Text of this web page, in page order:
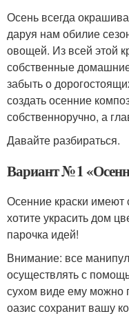
Осень всегда
даруя нам обилие
овощей. Из всей этой
собственные
забыть о
создать осенние
собственноручно, а
Давайте разбираться.
Вариант № 1
Осенние краски
хотите украсить дом
парочка идей!
Внимание: все
осуществлять с
сухом виде ему
оазис сохранит вашу